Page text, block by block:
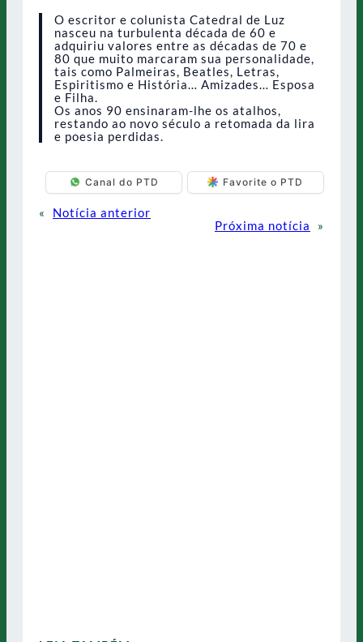
O escritor e colunista Catedral de Luz
nasceu na turbulenta década de 60 e
adquiriu valores entre as décadas de 70 e
80 que muito marcaram sua personalidade,
tais como Palmeiras, Beatles, Letras,
Espiritismo e História… Amizades… Esposa
e Filha.
Os anos 90 ensinaram-lhe os atalhos,
restando ao novo século a retomada da lira
e poesia perdidas.
Canal do PTD Favorite o PTD
«
Notícia anterior
Próxima notícia
»